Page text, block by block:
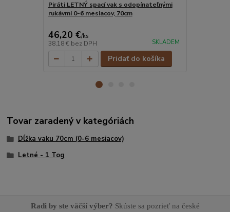
Piráti LETNÝ spací vak s odopínateľnými
rukávmi 0-6 mesiacov, 70cm
46,20 €/ks
38,18 € bez DPH SKLADEM
Pridať do košíka
Tovar zaradený v kategóriách
Dĺžka vaku 70cm (0-6 mesiacov)
Letné - 1 Tog
Radi by ste väčší výber? Skúste sa pozrieť na české